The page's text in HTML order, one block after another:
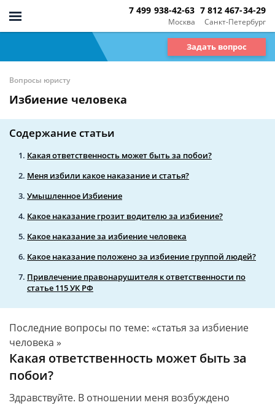
Москва
7 499 938-42-63
Санкт-Петербург
7 812 467-34-29
Задать вопрос
Вопросы юристу
Избиение человека
Содержание статьи
Какая ответственность может быть за побои?
Меня избили какое наказание и статья?
Умышленное Избиение
Какое наказание грозит водителю за избиение?
Какое наказание за избиение человека
Какое наказание положено за избиение группой людей?
Привлечение правонарушителя к ответственности по
статье 115 УК РФ
Последние вопросы по теме: «статья за избиение
человека »
Какая ответственность может быть за
побои?
Здравствуйте. В отношении меня возбуждено